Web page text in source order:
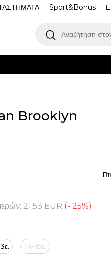
Sport&Bonus
Αναζήτηση
Brooklyn
21,53 EUR (- 25%)
14-15ε.